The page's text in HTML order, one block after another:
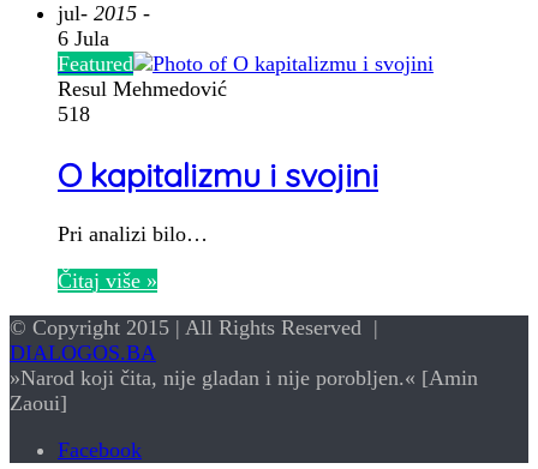
jul- 2015 -
6 Jula
Featured
Resul Mehmedović
518
O kapitalizmu i svojini
Pri analizi bilo…
Čitaj više »
© Copyright 2015 | All Rights Reserved |
DIALOGOS.BA
»Narod koji čita, nije gladan i nije porobljen.« [Amin
Zaoui]
Facebook